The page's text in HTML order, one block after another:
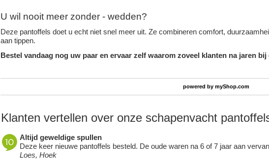
U wil nooit meer zonder - wedden?
Deze pantoffels doet u echt niet snel meer uit. Ze combineren comfort,
aan tippen.
Bestel vandaag nog uw paar en ervaar zelf waarom zoveel klanten na jaren
powered bymyShop.com
Klanten vertellen over onze schapenvacht
Altijd geweldige spullen
Deze keer nieuwe pantoffels besteld. De oude waren na 6 of 7 jaar aan
Loes, Hoek